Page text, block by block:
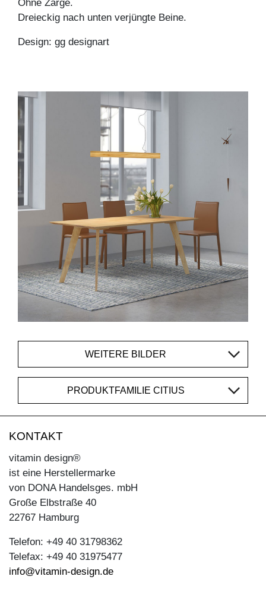
Ohne Zarge.
Dreieckig nach unten verjüngte Beine.
Design: gg designart
WEITERE BILDER
PRODUKTFAMILIE CITIUS
KONTAKT
vitamin design®
ist eine Herstellermarke
von DONA Handelsges. mbH
Große Elbstraße 40
22767 Hamburg
Telefon: +49 40 31798362
Telefax: +49 40 31975477
info@vitamin-design.de